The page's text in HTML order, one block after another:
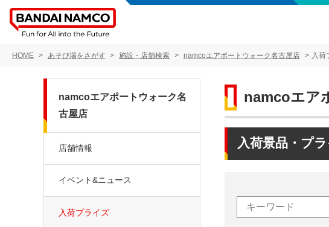
HOME あそび場をさがす 施設・店舗検索 namcoエアポートウォーク名古屋店 入荷
namcoエア
入荷景品・プ
namcoエアポートウォーク名
古屋店
店舗情報
イベント&ニュース
入荷プライズ